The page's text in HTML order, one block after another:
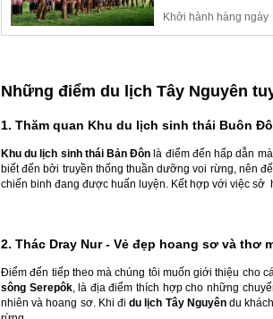
Khởi hành hàng ngày
Những điểm du lịch Tây Nguyên
1. Thăm quan Khu du lịch sinh thái Buôn
Khu du lịch sinh thái Bản Đôn là điểm đến hấp dẫn
biết đến bởi truyền thống thuần dưỡng voi rừng, nên
chiến binh đang được huấn luyện. Kết hợp với việc